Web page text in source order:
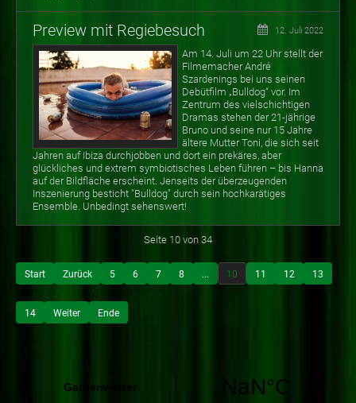
Preview mit Regiebesuch 12. Juli 2022
Am 14. Juli um 22 Uhr stellt der
Filmemacher André
Szardenings bei uns seinen
Debütfilm „Bulldog“ vor. Im
Zentrum des vielschichtigen
Dramas stehen der 21-jährige
Bruno und seine nur 15 Jahre
ältere Mutter Toni, die sich seit
Jahren auf Ibiza durchjobben und dort ein prekäres, aber
glückliches und extrem symbiotisches Leben führen – bis Hanna
auf der Bildfläche erscheint. Jenseits der überzeugenden
Inszenierung besticht "Bulldog" durch sein hochkarätiges
Ensemble. Unbedingt sehenswert!
Seite 10 von 34
Start Zurück 5 6 7 8 ... 10 11 12 13
14 Weiter Ende